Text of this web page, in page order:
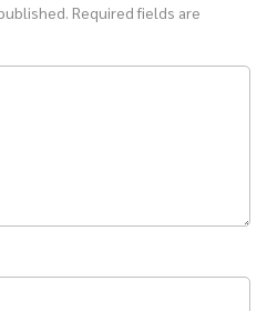
Required fields are